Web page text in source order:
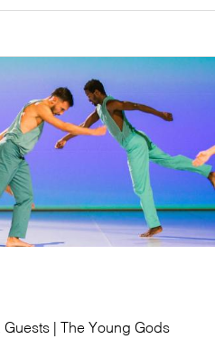
Guests | The Young Gods